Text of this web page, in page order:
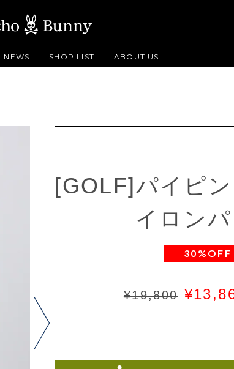
NEWS SHOP LIST ABOUT US
[GOLF]パイピ
イロン
30%OFF
¥19,800